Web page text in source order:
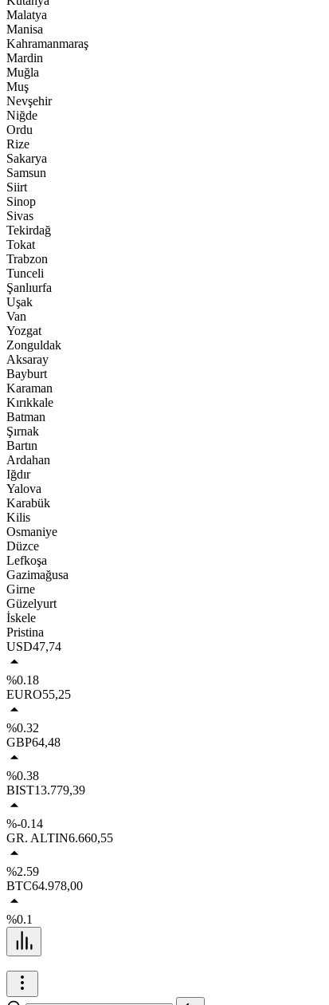
Malatya
Manisa
Kahramanmaraş
Mardin
Muğla
Muş
Nevşehir
Niğde
Ordu
Rize
Sakarya
Samsun
Siirt
Sinop
Sivas
Tekirdağ
Tokat
Trabzon
Tunceli
Şanlıurfa
Uşak
Van
Yozgat
Zonguldak
Aksaray
Bayburt
Karaman
Kırıkkale
Batman
Şırnak
Bartın
Ardahan
Iğdır
Yalova
Karabük
Kilis
Osmaniye
Düzce
Lefkoşa
Gazimağusa
Girne
Güzelyurt
İskele
Pristina
USD47,74
%0.18
EURO55,25
%0.32
GBP64,48
%0.38
BIST13.779,39
%-0.14
GR. ALTIN6.660,55
%2.59
BTC64.978,00
%0.1